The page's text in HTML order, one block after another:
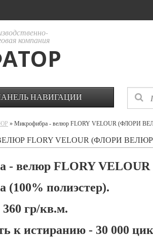
компания
НАВИГАЦИИ
» Микрофибра - велюр FLORY VELOUR (ФЛОРИ
FLORY VELOUR (ФЛОРИ
- велюр FLORY
полиэстер).
гр/кв.м.
к истиранию - 30 000